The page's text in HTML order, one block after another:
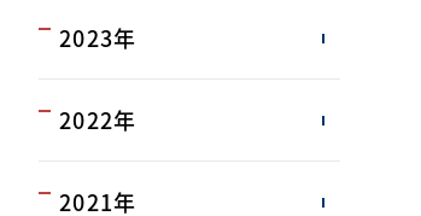
2023年
2022年
2021年